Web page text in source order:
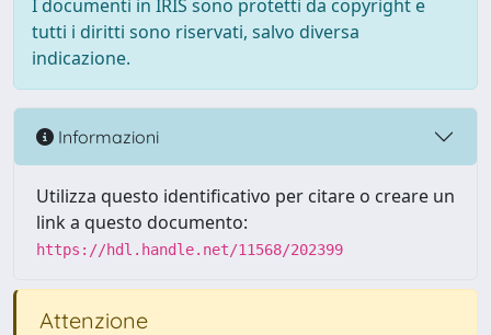
I documenti in IRIS sono protetti da copyright e
tutti i diritti sono riservati, salvo diversa
indicazione.
Informazioni
Utilizza questo identificativo per citare o creare un
link a questo documento:
https://hdl.handle.net/11568/202399
Attenzione